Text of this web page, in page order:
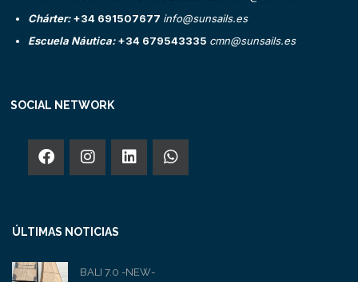
Chárter:+34 691507677 info@sunsails.es
Escuela Náutica:+34 679543335 cmn@sunsails.es
SOCIAL NETWORK
ÚLTIMAS NOTICIAS
BALI 7.0 -NEW-